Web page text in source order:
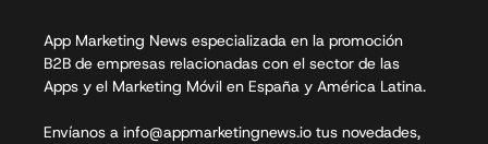
App Marketing News especializada en la promoción
B2B de empresas relacionadas con el sector de las
Apps y el Marketing Móvil en España y América Latina.
Envíanos a info@appmarketingnews.io tus novedades,